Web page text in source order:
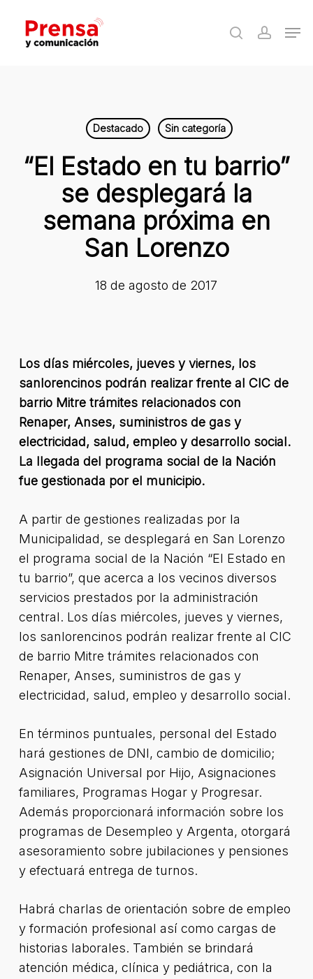
main
search
Destacado Sin categoría
“El Estado en tu barrio”
se desplegará la
semana próxima en
San Lorenzo
18 de agosto de 2017
Los días miércoles, jueves y viernes, los
sanlorencinos podrán realizar frente al CIC de
barrio Mitre trámites relacionados con
Renaper, Anses, suministros de gas y
electricidad, salud, empleo y desarrollo social.
La llegada del programa social de la Nación
fue gestionada por el municipio.
A partir de gestiones realizadas por la
Municipalidad, se desplegará en San Lorenzo
el programa social de la Nación “El Estado en
tu barrio”, que acerca a los vecinos diversos
servicios prestados por la administración
central. Los días miércoles, jueves y viernes,
los sanlorencinos podrán realizar frente al CIC
de barrio Mitre trámites relacionados con
Renaper, Anses, suministros de gas y
electricidad, salud, empleo y desarrollo social.
En términos puntuales, personal del Estado
hará gestiones de DNI, cambio de domicilio;
Asignación Universal por Hijo, Asignaciones
familiares, Programas Hogar y Progresar.
Además proporcionará información sobre los
programas de Desempleo y Argenta, otorgará
asesoramiento sobre jubilaciones y pensiones
y efectuará entrega de turnos.
Habrá charlas de orientación sobre de empleo
y formación profesional así como cargas de
historias laborales. También se brindará
atención médica, clínica y pediátrica, con la